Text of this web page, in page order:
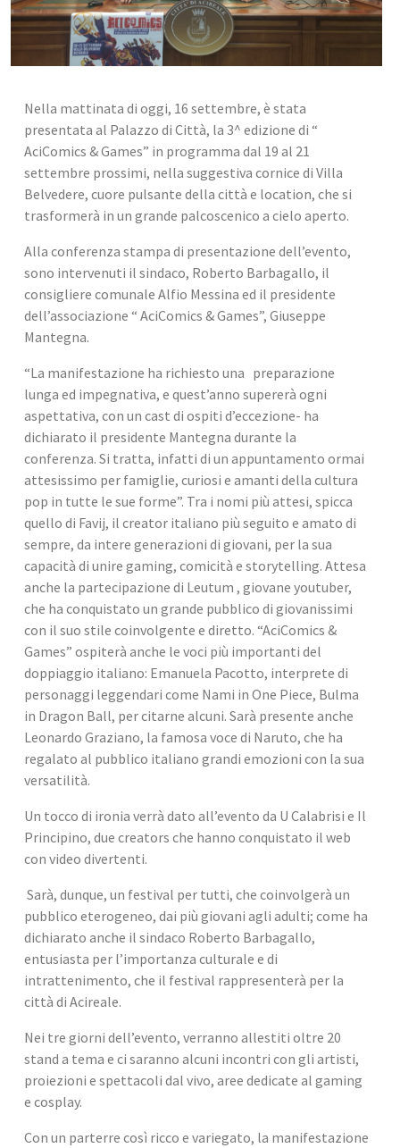
Nella mattinata di oggi, 16 settembre, è stata
presentata al Palazzo di Città, la 3^ edizione di “
AciComics & Games” in programma dal 19 al 21
settembre prossimi, nella suggestiva cornice di Villa
Belvedere, cuore pulsante della città e location, che si
trasformerà in un grande palcoscenico a cielo aperto.
Alla conferenza stampa di presentazione dell’evento,
sono intervenuti il sindaco, Roberto Barbagallo, il
consigliere comunale Alfio Messina ed il presidente
dell’associazione “ AciComics & Games”, Giuseppe
Mantegna.
“La manifestazione ha richiesto una   preparazione
lunga ed impegnativa, e quest’anno supererà ogni
aspettativa, con un cast di ospiti d’eccezione- ha
dichiarato il presidente Mantegna durante la
conferenza. Si tratta, infatti di un appuntamento ormai
attesissimo per famiglie, curiosi e amanti della cultura
pop in tutte le sue forme”. Tra i nomi più attesi, spicca
quello di Favij, il creator italiano più seguito e amato di
sempre, da intere generazioni di giovani, per la sua
capacità di unire gaming, comicità e storytelling. Attesa
anche la partecipazione di Leutum , giovane youtuber,
che ha conquistato un grande pubblico di giovanissimi
con il suo stile coinvolgente e diretto. “AciComics &
Games” ospiterà anche le voci più importanti del
doppiaggio italiano: Emanuela Pacotto, interprete di
personaggi leggendari come Nami in One Piece, Bulma
in Dragon Ball, per citarne alcuni. Sarà presente anche
Leonardo Graziano, la famosa voce di Naruto, che ha
regalato al pubblico italiano grandi emozioni con la sua
versatilità.
Un tocco di ironia verrà dato all’evento da U Calabrisi e Il
Principino, due creators che hanno conquistato il web
con video divertenti.
pubblico eterogeneo, dai più giovani agli adulti; come ha
dichiarato anche il sindaco Roberto Barbagallo,
entusiasta per l’importanza culturale e di
intrattenimento, che il festival rappresenterà per la
città di Acireale.
Nei tre giorni dell’evento, verranno allestiti oltre 20
stand a tema e ci saranno alcuni incontri con gli artisti,
proiezioni e spettacoli dal vivo, aree dedicate al gaming
e cosplay.
Con un parterre così ricco e variegato, la manifestazione